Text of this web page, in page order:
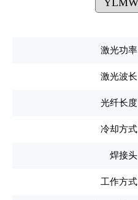
激光功率
激光波长
光纤长度
冷却方式
焊接头
工作方式